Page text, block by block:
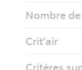
Nombre
Crit'air
Critères